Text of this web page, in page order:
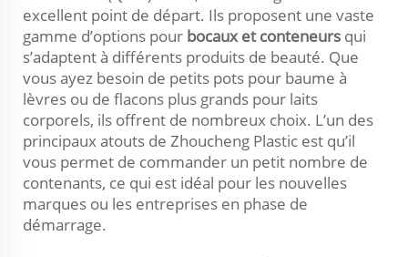
excellent point de départ. Ils proposent une vaste
gamme d’options pour bocaux et conteneurs qui
s’adaptent à différents produits de beauté. Que
vous ayez besoin de petits pots pour baume à
lèvres ou de flacons plus grands pour laits
corporels, ils offrent de nombreux choix. L’un des
principaux atouts de Zhoucheng Plastic est qu’il
vous permet de commander un petit nombre de
contenants, ce qui est idéal pour les nouvelles
marques ou les entreprises en phase de
démarrage.